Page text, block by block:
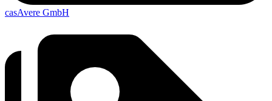
casAvere GmbH